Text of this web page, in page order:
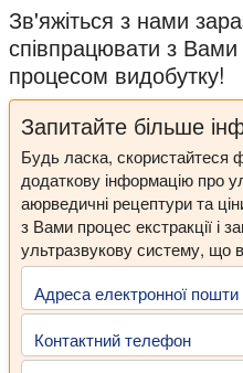
Зв'яжіться з нами
співпрацювати з
процесом видобутку!
Запитайте більше
Будь ласка,
додаткову інформацію про
аюрведичні рецептури та
з Вами процес екстракції і
ультразвукову систему, що
Адреса електронної
Контактний телефон